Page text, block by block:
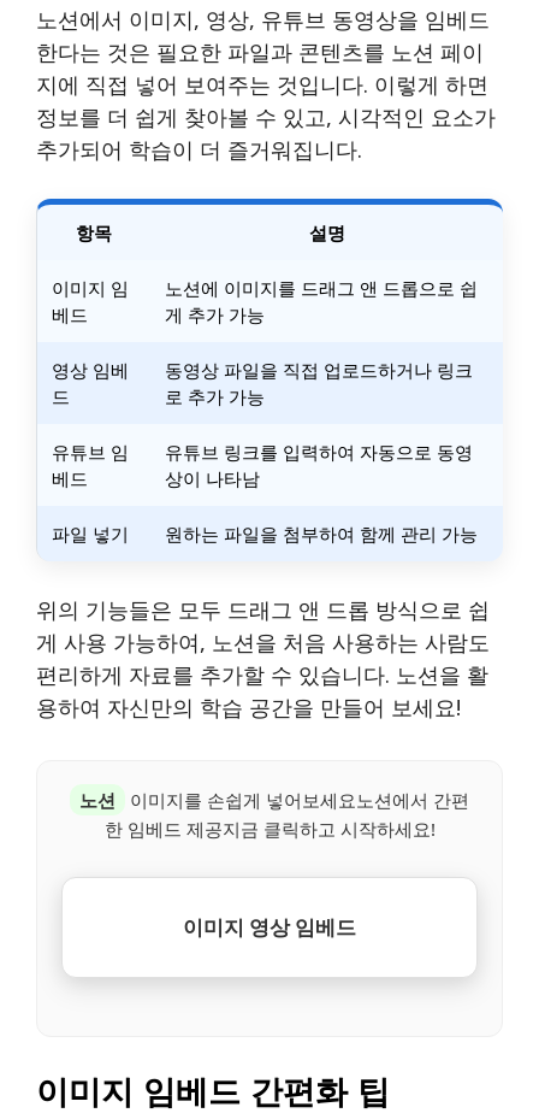
노션에서 이미지, 영상, 유튜브 동영상을 임베드
한다는 것은 필요한 파일과 콘텐츠를 노션 페이
지에 직접 넣어 보여주는 것입니다. 이렇게 하면
정보를 더 쉽게 찾아볼 수 있고, 시각적인 요소가
추가되어 학습이 더 즐거워집니다.
항목 설명
이미지 임
베드
노션에 이미지를 드래그 앤 드롭으로 쉽
게 추가 가능
영상 임베
드
동영상 파일을 직접 업로드하거나 링크
로 추가 가능
유튜브 임
베드
유튜브 링크를 입력하여 자동으로 동영
상이 나타남
파일 넣기 원하는 파일을 첨부하여 함께 관리 가능
위의 기능들은 모두 드래그 앤 드롭 방식으로 쉽
게 사용 가능하여, 노션을 처음 사용하는 사람도
편리하게 자료를 추가할 수 있습니다. 노션을 활
용하여 자신만의 학습 공간을 만들어 보세요!
노션
이미지를 손쉽게 넣어보세요노션에서 간편
한 임베드 제공지금 클릭하고 시작하세요!
이미지 영상 임베드
이미지 임베드 간편화 팁